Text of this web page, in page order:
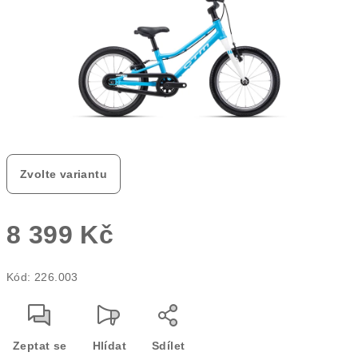
Zvolte variantu
8 399 Kč
cena:
Kód: 226.003
Zeptat se Hlídat Sdílet